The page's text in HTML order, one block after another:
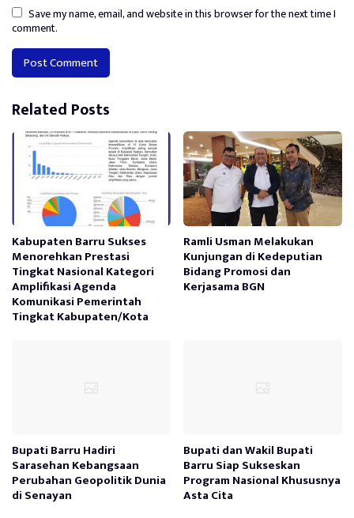
Save my name, email, and website in this browser for the next time I
comment.
Alternative:
Related Posts
Kabupaten Barru Sukses
Menorehkan Prestasi
Tingkat Nasional Kategori
Amplifikasi Agenda
Komunikasi Pemerintah
Tingkat Kabupaten/Kota
Ramli Usman Melakukan
Kunjungan di Kedeputian
Bidang Promosi dan
Kerjasama BGN
Bupati Barru Hadiri
Sarasehan Kebangsaan
Perubahan Geopolitik Dunia
di Senayan
Bupati dan Wakil Bupati
Barru Siap Sukseskan
Program Nasional Khususnya
Asta Cita